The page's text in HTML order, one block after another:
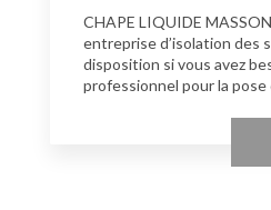
CHAPE LIQUIDE
entreprise d’isolation des
disposition si vous avez
professionnel pour la pose